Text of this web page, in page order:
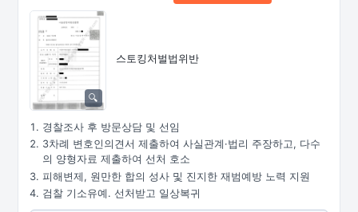
스토킹처벌법위반
경찰조사 후 방문상담 및 선임
3차례 변호인의견서 제출하여 사실관계·법리 주장하고, 다수
의 양형자료 제출하여 선처 호소
피해변제, 원만한 합의 성사 및 진지한 재범예방 노력 지원
검찰 기소유예. 선처받고 일상복귀